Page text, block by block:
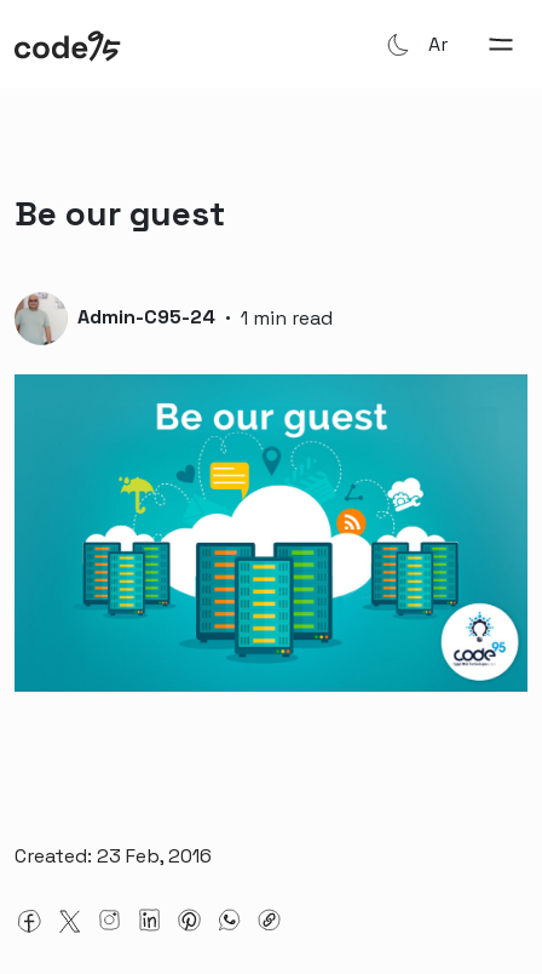
Ar
Be our guest
Admin-C95-24 · 1 min read
Created: 23 Feb, 2016